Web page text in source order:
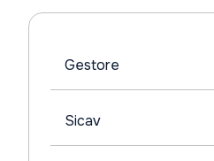
Gestore
Sicav